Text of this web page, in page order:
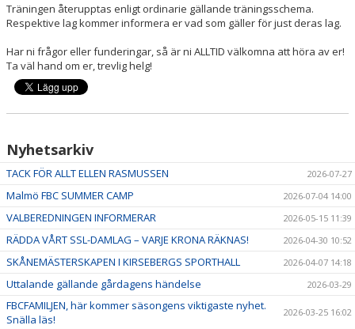
Träningen återupptas enligt ordinarie gällande träningsschema.
Respektive lag kommer informera er vad som gäller för just deras lag.
Har ni frågor eller funderingar, så är ni ALLTID välkomna att höra av er!
Ta väl hand om er, trevlig helg!
Nyhetsarkiv
TACK FÖR ALLT ELLEN RASMUSSEN 2026-07-27
Malmö FBC SUMMER CAMP 2026-07-04 14:00
VALBEREDNINGEN INFORMERAR 2026-05-15 11:39
RÄDDA VÅRT SSL-DAMLAG – VARJE KRONA RÄKNAS! 2026-04-30 10:52
SKÅNEMÄSTERSKAPEN I KIRSEBERGS SPORTHALL 2026-04-07 14:18
Uttalande gällande gårdagens händelse 2026-03-29
FBCFAMILJEN, här kommer säsongens viktigaste nyhet.
Snälla läs!
2026-03-25 16:02